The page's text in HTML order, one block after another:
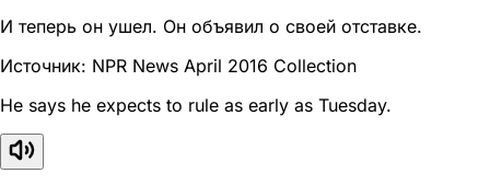
И теперь он ушел. Он объявил о своей отставке.
Источник: NPR News April 2016 Collection
He says he expects to rule as early as Tuesday.